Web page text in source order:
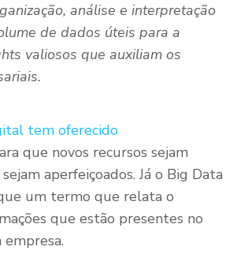
análise e interpretação
de dados úteis para a
valiosos que auxiliam os
tem oferecido
que novos recursos sejam
aperfeiçoados. Já o Big Data
um termo que relata o
que estão presentes no